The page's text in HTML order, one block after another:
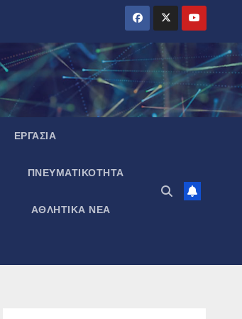
ΕΡΓΑΣΙΑ
ΠΝΕΥΜΑΤΙΚΌΤΗΤΑ
ΑΘΛΗΤΙΚΑ ΝΕΑ